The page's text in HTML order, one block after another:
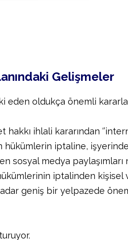
Gelişmeler
eden oldukça önemli
ihlali kararından
hükümlerin iptaline,
sosyal medya
iptalinden
geniş bir yelpazede